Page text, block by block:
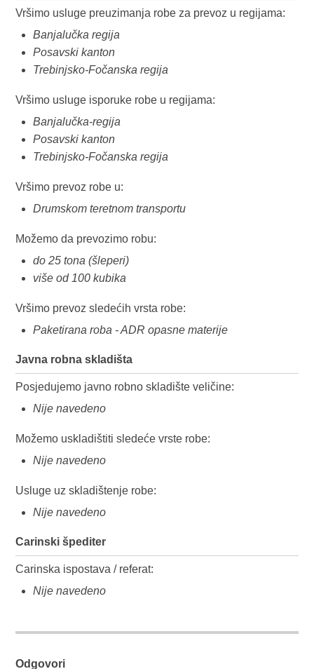
Vršimo usluge preuzimanja robe za prevoz u regijama:
Banjalučka regija
Posavski kanton
Trebinjsko-Fočanska regija
Vršimo usluge isporuke robe u regijama:
Banjalučka-regija
Posavski kanton
Trebinjsko-Fočanska regija
Vršimo prevoz robe u:
Drumskom teretnom transportu
Možemo da prevozimo robu:
do 25 tona (šleperi)
više od 100 kubika
Vršimo prevoz sledećih vrsta robe:
Paketirana roba - ADR opasne materije
Javna robna skladišta
Posjedujemo javno robno skladište veličine:
Nije navedeno
Možemo uskladištiti sledeće vrste robe:
Nije navedeno
Usluge uz skladištenje robe:
Nije navedeno
Carinski špediter
Carinska ispostava / referat:
Nije navedeno
Odgovori